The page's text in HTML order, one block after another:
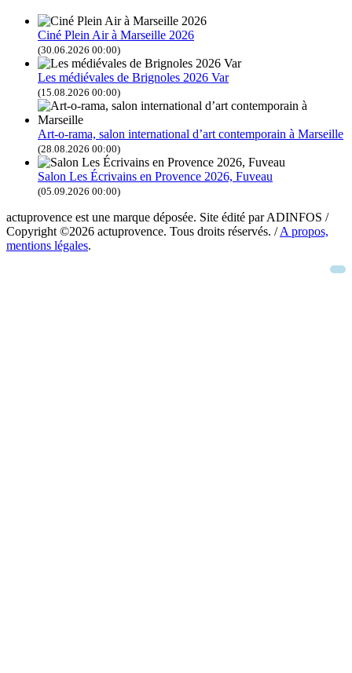
Ciné Plein Air à Marseille 2026
(30.06.2026 00:00)
Les médiévales de Brignoles 2026 Var
(15.08.2026 00:00)
Art-o-rama, salon international d’art contemporain à Marseille
(28.08.2026 00:00)
Salon Les Écrivains en Provence 2026, Fuveau
(05.09.2026 00:00)
actuprovence est une marque déposée. Site édité par ADINFOS /
Copyright ©2026 actuprovence. Tous droits réservés. /A propos,
mentions légales.